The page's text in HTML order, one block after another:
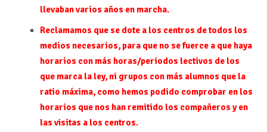
llevaban varios años en marcha.
Reclamamos que se dote a los centros de todos los
medios necesarios, para que no se fuerce a que haya
horarios con más horas/periodos lectivos de los
que marca la ley, ni grupos con más alumnos que la
ratio máxima, como hemos podido comprobar en los
horarios que nos han remitido los compañeros y en
las visitas a los centros.